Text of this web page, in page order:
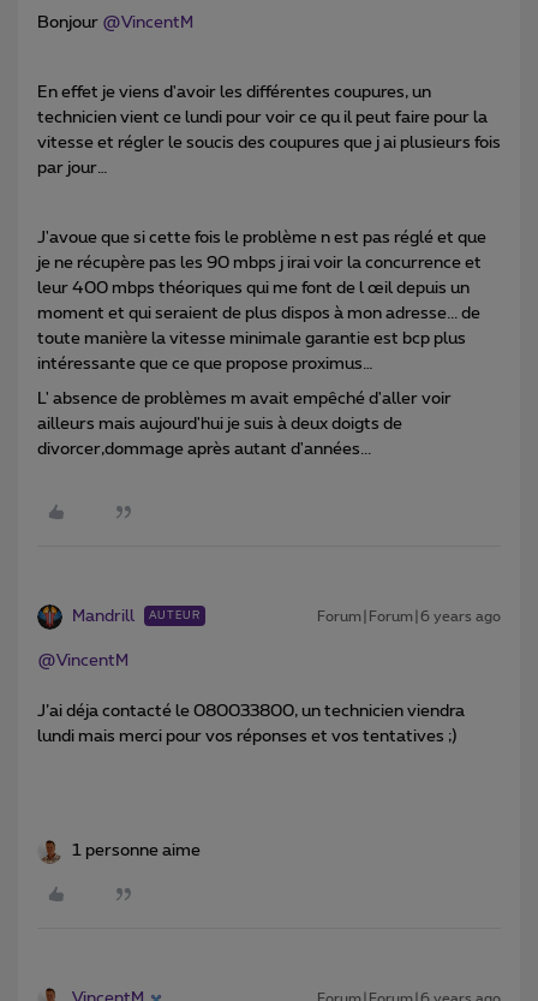
Bonjour @VincentM
En effet je viens d'avoir les différentes coupures, un
technicien vient ce lundi pour voir ce qu il peut faire pour la
vitesse et régler le soucis des coupures que j ai plusieurs fois
par jour…
J'avoue que si cette fois le problème n est pas réglé et que
je ne récupère pas les 90 mbps j irai voir la concurrence et
leur 400 mbps théoriques qui me font de l œil depuis un
moment et qui seraient de plus dispos à mon adresse... de
toute manière la vitesse minimale garantie est bcp plus
intéressante que ce que propose proximus…
L' absence de problèmes m avait empêché d'aller voir
ailleurs mais aujourd'hui je suis à deux doigts de
divorcer,dommage après autant d'années...
Mandrill AUTEUR Forum|Forum|6 years ago
@VincentM
J’ai déja contacté le 080033800, un technicien viendra
lundi mais merci pour vos réponses et vos tentatives ;)
1 personne aime